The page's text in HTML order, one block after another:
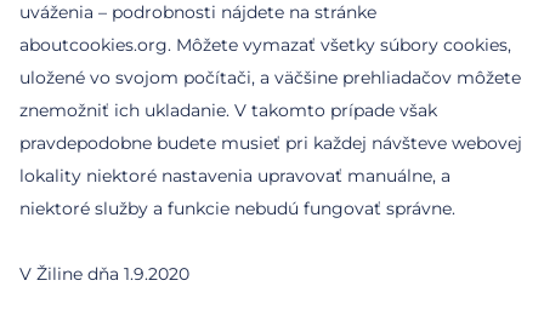
uváženia – podrobnosti nájdete na stránke
aboutcookies.org. Môžete vymazať všetky súbory cookies,
uložené vo svojom počítači, a väčšine prehliadačov môžete
znemožniť ich ukladanie. V takomto prípade však
pravdepodobne budete musieť pri každej návšteve webovej
lokality niektoré nastavenia upravovať manuálne, a
niektoré služby a funkcie nebudú fungovať správne.
V Žiline dňa 1.9.2020